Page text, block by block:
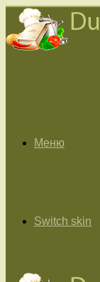
Меню
Switch skin